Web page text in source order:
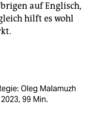
auf Englisch,
hilft es wohl
Oleg Malamuzh
99 Min.